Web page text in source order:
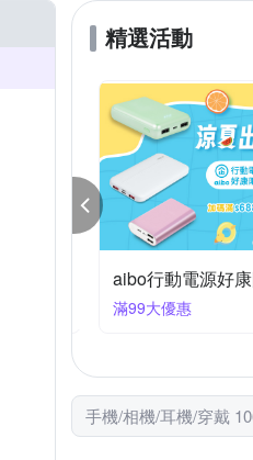
SUNPOWER
iPhone 12 Pro
SONY X系列
Xperia 1
OPPO全系列
OPPO
攝影道具
充電/電力相關
精選活動
aibo行動電源好
滿99大優惠
手機/相機/耳機/穿戴